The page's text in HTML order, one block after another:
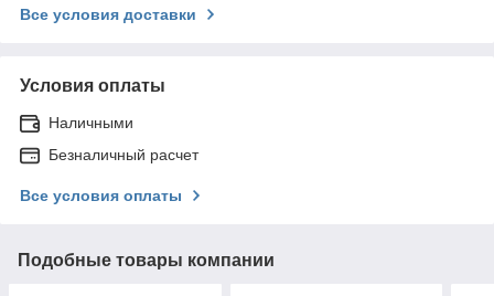
Все условия доставки
Условия оплаты
Наличными
Безналичный расчет
Все условия оплаты
Подобные товары компании